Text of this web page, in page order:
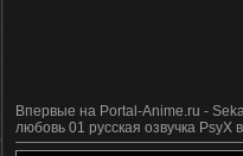
Впервые на Portal-Anime.ru -
любовь 01 русская озвучка